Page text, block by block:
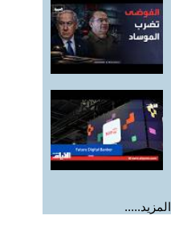
المزيد.....